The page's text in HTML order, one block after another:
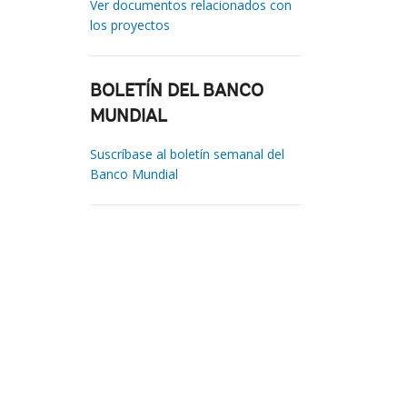
Ver documentos relacionados con
los proyectos
BOLETÍN DEL BANCO
MUNDIAL
Suscríbase al boletín semanal del
Banco Mundial